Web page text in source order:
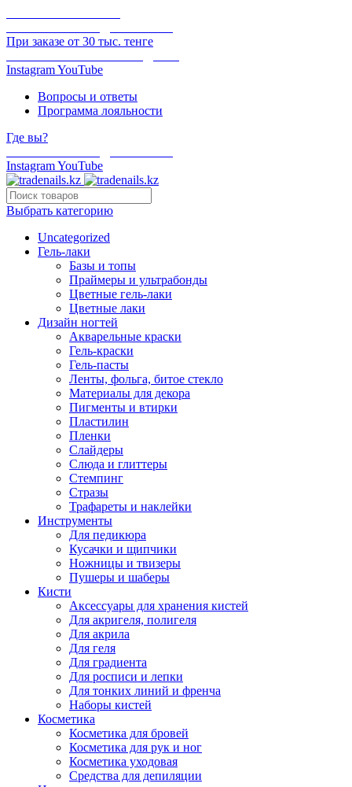
При заказе от 30 тыс. тенге
InstagramYouTube
Вопросы и ответы
Программа лояльности
Где вы?
InstagramYouTube
Выбрать категорию
Uncategorized
Гель-лаки
Базы и топы
Праймеры и ультрабонды
Цветные гель-лаки
Цветные лаки
Дизайн ногтей
Акварельные краски
Гель-краски
Гель-пасты
Ленты, фольга, битое стекло
Материалы для декора
Пигменты и втирки
Пластилин
Пленки
Слайдеры
Слюда и глиттеры
Стемпинг
Стразы
Трафареты и наклейки
Инструменты
Для педикюра
Кусачки и щипчики
Ножницы и твизеры
Пушеры и шаберы
Кисти
Аксессуары для хранения кистей
Для акригеля, полигеля
Для акрила
Для геля
Для градиента
Для росписи и лепки
Для тонких линий и френча
Наборы кистей
Косметика
Косметика для бровей
Косметика для рук и ног
Косметика уходовая
Средства для депиляции